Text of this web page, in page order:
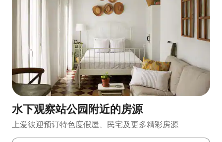
水下观察站公园附近的房源
上爱彼迎预订特色度假屋、民宅及更多精彩房源